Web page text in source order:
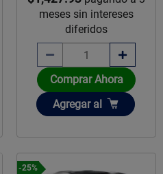
meses sin intereses
diferidos
Comprar Ahora
Añadir
Agregar al
-25%